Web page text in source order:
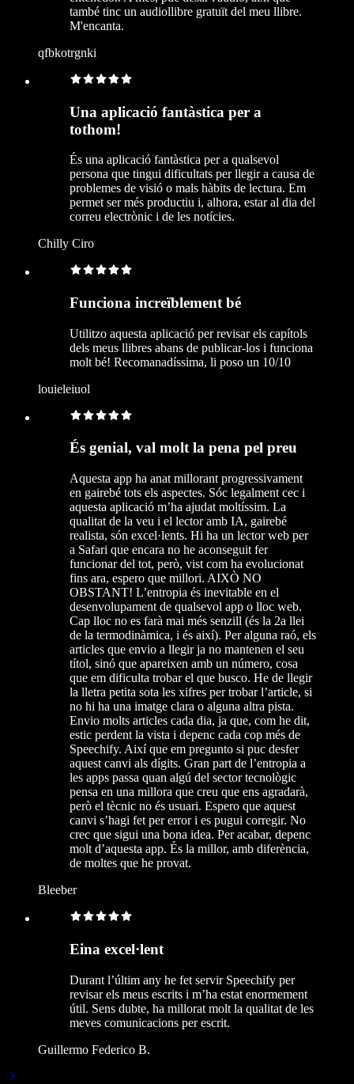
també tinc un audiollibre gratuït del meu llibre.
M'encanta.
qfbkotrgnki
Una aplicació fantàstica per a
tothom!
És una aplicació fantàstica per a qualsevol
persona que tingui dificultats per llegir a causa de
problemes de visió o mals hàbits de lectura. Em
permet ser més productiu i, alhora, estar al dia del
correu electrònic i de les notícies.
Chilly Ciro
Funciona increïblement bé
Utilitzo aquesta aplicació per revisar els capítols
dels meus llibres abans de publicar-los i funciona
molt bé! Recomanadíssima, li poso un 10/10
louieleiuol
És genial, val molt la pena pel preu
Aquesta app ha anat millorant progressivament
en gairebé tots els aspectes. Sóc legalment cec i
aquesta aplicació m’ha ajudat moltíssim. La
qualitat de la veu i el lector amb IA, gairebé
realista, són excel·lents. Hi ha un lector web per
a Safari que encara no he aconseguit fer
funcionar del tot, però, vist com ha evolucionat
fins ara, espero que millori. AIXÒ NO
OBSTANT! L’entropia és inevitable en el
desenvolupament de qualsevol app o lloc web.
Cap lloc no es farà mai més senzill (és la 2a llei
de la termodinàmica, i és així). Per alguna raó, els
articles que envio a llegir ja no mantenen el seu
títol, sinó que apareixen amb un número, cosa
que em dificulta trobar el que busco. He de llegir
la lletra petita sota les xifres per trobar l’article, si
no hi ha una imatge clara o alguna altra pista.
Envio molts articles cada dia, ja que, com he dit,
estic perdent la vista i depenc cada cop més de
Speechify. Així que em pregunto si puc desfer
aquest canvi als dígits. Gran part de l’entropia a
les apps passa quan algú del sector tecnològic
pensa en una millora que creu que ens agradarà,
però el tècnic no és usuari. Espero que aquest
canvi s’hagi fet per error i es pugui corregir. No
crec que sigui una bona idea. Per acabar, depenc
molt d’aquesta app. És la millor, amb diferència,
de moltes que he provat.
Bleeber
Eina excel·lent
Durant l’últim any he fet servir Speechify per
revisar els meus escrits i m’ha estat enormement
útil. Sens dubte, ha millorat molt la qualitat de les
meves comunicacions per escrit.
Guillermo Federico B.